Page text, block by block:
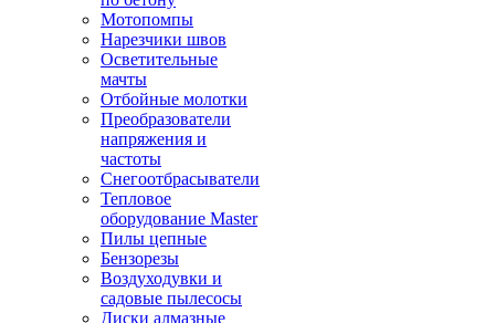
Мотопомпы
Нарезчики швов
Осветительные
мачты
Отбойные молотки
Преобразователи
напряжения и
частоты
Снегоотбрасыватели
Тепловое
оборудование Master
Пилы цепные
Бензорезы
Воздуходувки и
садовые пылесосы
Диски алмазные